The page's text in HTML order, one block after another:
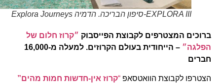
EXPLORA III-סיפון הבריכה. הדמיה Explora Journeys
ברוכים המצטרפים לקבוצת הפייסבוק״קרוז חלום של
הפלגה״
– הייחודית בעולם הקרוזים. למעלה מ-16,000
חברים
הצטרפו לקבוצת הוואטסאפ“קרוז אין-חדשות חמות מהים”